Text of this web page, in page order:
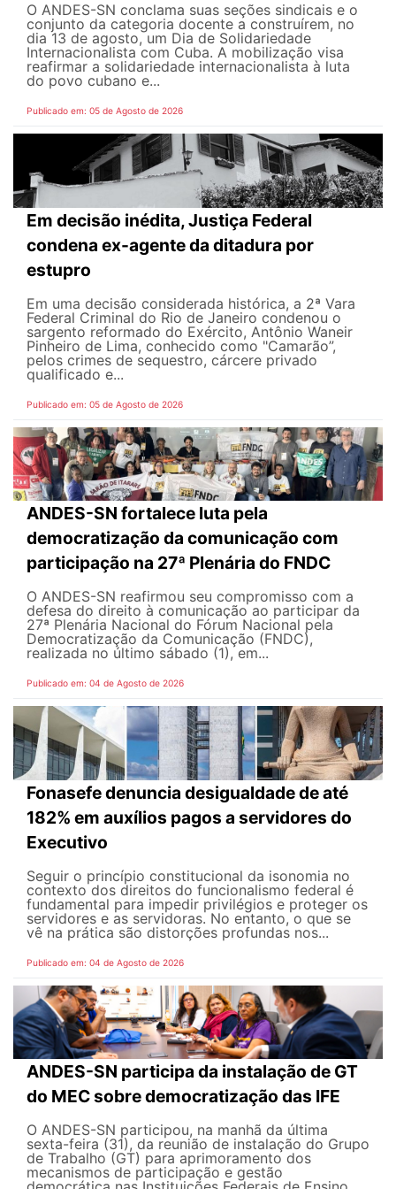
O ANDES-SN conclama suas seções sindicais e o
conjunto da categoria docente a construírem, no
dia 13 de agosto, um Dia de Solidariedade
Internacionalista com Cuba. A mobilização visa
reafirmar a solidariedade internacionalista à luta
do povo cubano e...
Publicado em: 05 de Agosto de 2026
Em decisão inédita, Justiça Federal
condena ex-agente da ditadura por
estupro
Em uma decisão considerada histórica, a 2ª Vara
Federal Criminal do Rio de Janeiro condenou o
sargento reformado do Exército, Antônio Waneir
Pinheiro de Lima, conhecido como "Camarão”,
pelos crimes de sequestro, cárcere privado
qualificado e...
Publicado em: 05 de Agosto de 2026
ANDES-SN fortalece luta pela
democratização da comunicação com
participação na 27ª Plenária do FNDC
O ANDES-SN reafirmou seu compromisso com a
defesa do direito à comunicação ao participar da
27ª Plenária Nacional do Fórum Nacional pela
Democratização da Comunicação (FNDC),
realizada no último sábado (1), em...
Publicado em: 04 de Agosto de 2026
Fonasefe denuncia desigualdade de até
182% em auxílios pagos a servidores do
Executivo
Seguir o princípio constitucional da isonomia no
contexto dos direitos do funcionalismo federal é
fundamental para impedir privilégios e proteger os
servidores e as servidoras. No entanto, o que se
vê na prática são distorções profundas nos...
Publicado em: 04 de Agosto de 2026
ANDES-SN participa da instalação de GT
do MEC sobre democratização das IFE
O ANDES-SN participou, na manhã da última
sexta-feira (31), da reunião de instalação do Grupo
de Trabalho (GT) para aprimoramento dos
mecanismos de participação e gestão